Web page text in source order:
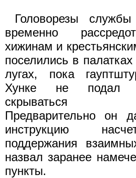
Головорезы службы
временно
хижинам и
поселились в
лугах, пока
Хунке не подал
скрываться
Предварительно он
инструкцию
поддержания
назвал заранее
пункты.